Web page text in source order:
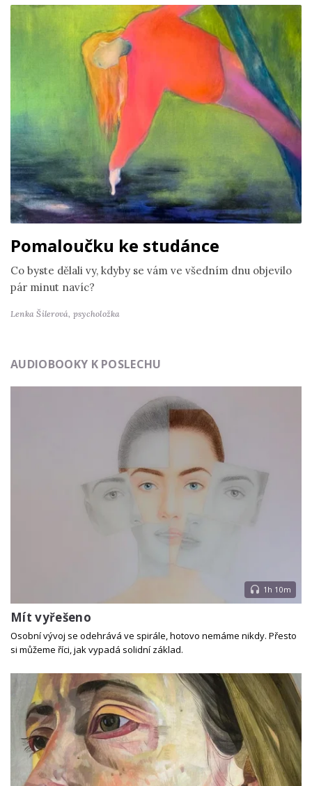
Pomaloučku ke studánce
Co byste dělali vy, kdyby se vám ve všedním dnu objevilo
pár minut navíc?
Lenka Šilerová, psycholožka
AUDIOBOOKY K POSLECHU
1h 10m
Mít vyřešeno
Osobní vývoj se odehrává ve spirále, hotovo nemáme nikdy. Přesto
si můžeme říci, jak vypadá solidní základ.